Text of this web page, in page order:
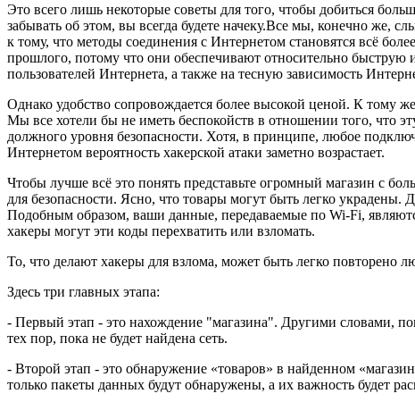
Это всего лишь некоторые советы для того, чтобы добиться
забывать об этом, вы всегда будете начеку.Все мы, конечно же,
к тому, что методы соединения с Интернетом становятся всё
прошлого, потому что они обеспечивают относительно быструю
пользователей Интернета, а также на тесную зависимость
Однако удобство сопровождается более высокой ценой. К тому
Мы все хотели бы не иметь беспокойств в отношении того, что
должного уровня безопасности. Хотя, в принципе, любое
Интернетом вероятность хакерской атаки заметно возрастает.
Чтобы лучше всё это понять представьте огромный магазин с
для безопасности. Ясно, что товары могут быть легко
Подобным образом, ваши данные, передаваемые по Wi-Fi,
хакеры могут эти коды перехватить или взломать.
То, что делают хакеры для взлома, может быть легко повторено
Здесь три главных этапа:
- Первый этап - это нахождение "магазина". Другими словами,
тех пор, пока не будет найдена сеть.
- Второй этап - это обнаружение «товаров» в найденном
только пакеты данных будут обнаружены, а их важность будет